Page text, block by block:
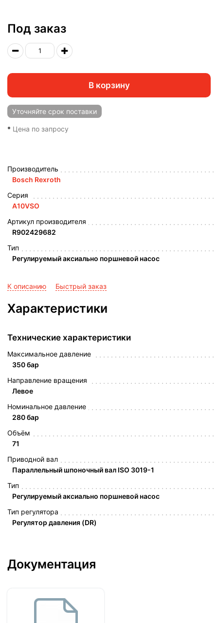
Под заказ
В корзину
Уточняйте срок поставки
* Цена по запросу
Производитель
Bosch Rexroth
Серия
A10VSO
Артикул производителя
R902429682
Тип
Регулируемый аксиально поршневой насос
К описанию Быстрый заказ
Характеристики
Технические характеристики
Максимальное давление
350 бар
Направление вращения
Левое
Номинальное давление
280 бар
Объём
71
Приводной вал
Параллельный шпоночный вал ISO 3019-1
Тип
Регулируемый аксиально поршневой насос
Тип регулятора
Регулятор давления (DR)
Документация